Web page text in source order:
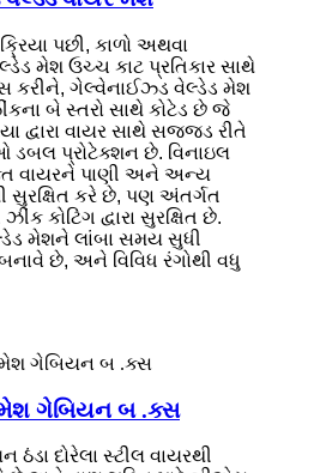
પછી, કાળો અથવા
મેશ ઉચ્ચ કાટ પ્રતિકાર સાથે
કરીને, ગેલ્વેનાઈઝ્ડ વેલ્ડેડ મેશ
બે સ્તરો સાથે કોટેડ છે જે
દ્વારા વાયર સાથે સજ્જડ રીતે
પ્રોટેક્શન છે. વિનાઇલ
વાયરને પાણી અને અન્ય
સુરક્ષિત કરે છે, પણ અંતર્ગત
કોટિંગ દ્વારા સુરક્ષિત છે.
મેશને લાંબા સમય સુધી
છે, અને વિવિધ રંગોથી વધુ
મેશ ગેબિયન બ .ક્સ
દોરેલા સ્ટીલ વાયરથી